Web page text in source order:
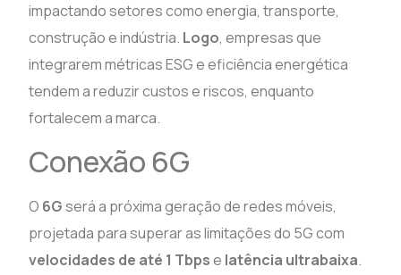
impactando setores como energia, transporte,
construção e indústria. Logo, empresas que
integrarem métricas ESG e eficiência energética
tendem a reduzir custos e riscos, enquanto
fortalecem a marca.
Conexão 6G
O 6Gserá a próxima geração de redes móveis,
projetada para superar as limitações do 5G com
velocidades de até 1 Tbpse latência ultrabaixa.